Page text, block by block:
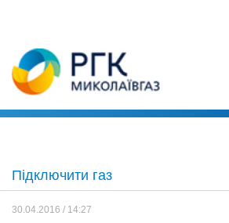
Підключити газ
30.04.2016 / 14:27